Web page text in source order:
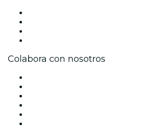
Colabora con nosotros